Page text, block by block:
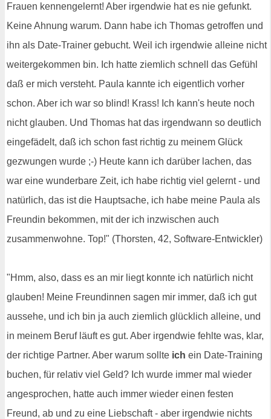
Frauen kennengelernt! Aber irgendwie hat es nie gefunkt.
Keine Ahnung warum. Dann habe ich Thomas getroffen und
ihn als Date-Trainer gebucht. Weil ich irgendwie alleine nicht
weitergekommen bin. Ich hatte ziemlich schnell das Gefühl
daß er mich versteht. Paula kannte ich eigentlich vorher
schon. Aber ich war so blind! Krass! Ich kann's heute noch
nicht glauben. Und Thomas hat das irgendwann so deutlich
eingefädelt, daß ich schon fast richtig zu meinem Glück
gezwungen wurde ;-) Heute kann ich darüber lachen, das
war eine wunderbare Zeit, ich habe richtig viel gelernt - und
natürlich, das ist die Hauptsache, ich habe meine Paula als
Freundin bekommen, mit der ich inzwischen auch
zusammenwohne. Top!" (Thorsten, 42, Software-Entwickler)
"Hmm, also, dass es an mir liegt konnte ich natürlich nicht
glauben! Meine Freundinnen sagen mir immer, daß ich gut
aussehe, und ich bin ja auch ziemlich glücklich alleine, und
in meinem Beruf läuft es gut. Aber irgendwie fehlte was, klar,
der richtige Partner. Aber warum sollte ich ein Date-Training
buchen, für relativ viel Geld? Ich wurde immer mal wieder
angesprochen, hatte auch immer wieder einen festen
Freund, ab und zu eine Liebschaft - aber irgendwie nichts